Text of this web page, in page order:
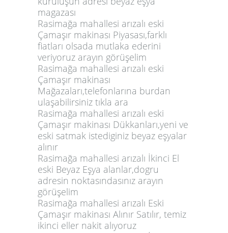
magazası
Rasimağa mahallesi arızalı eski
Çamaşır makinası Piyasası,farklı
fiatları olsada mutlaka ederini
veriyoruz arayın görüşelim
Rasimağa mahallesi arızalı eski
Çamaşır makinası
Mağazaları,telefonlarına burdan
ulaşabilirsiniz tıkla ara
Rasimağa mahallesi arızalı eski
Çamaşır makinası Dükkanları,yeni ve
eski satmak istediginiz beyaz eşyalar
alınır
Rasimağa mahallesi arızalı İkinci El
eski Beyaz Eşya alanlar,dogru
adresin noktasındasınız arayın
görüşelim
Rasimağa mahallesi arızalı Eski
Çamaşır makinası Alınır Satılır, temiz
ikinci eller nakit alıyoruz